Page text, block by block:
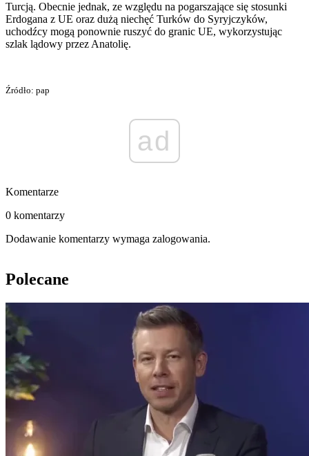
Turcją. Obecnie jednak, ze względu na pogarszające się stosunki
Erdogana z UE oraz dużą niechęć Turków do Syryjczyków,
uchodźcy mogą ponownie ruszyć do granic UE, wykorzystując
szlak lądowy przez Anatolię.
Źródło: pap
ad
Komentarze
0 komentarzy
Dodawanie komentarzy wymaga zalogowania.
Polecane